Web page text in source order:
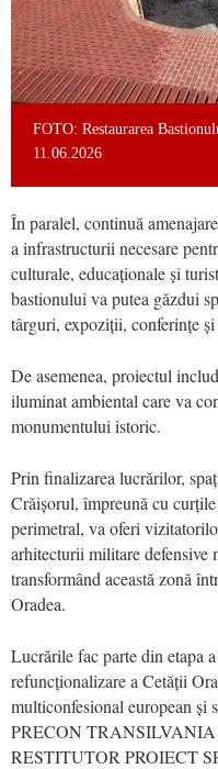
FOTO: Restaurarea
11.06.2026
În paralel, continuă
a infrastructurii necesare
culturale, educaționale și
bastionului va putea găzdui
târguri, expoziții, conferințe
De asemenea, proiectul
iluminat ambiental care va
monumentului istoric.
Prin finalizarea lucrărilor,
Crăișorul, împreună cu
perimetral, va oferi
arhitecturii militare defensive
transformând această zonă
Oradea.
Lucrările fac parte din etapa
refuncționalizare a Cetății
multiconfesional european și
PRECON TRANSILVANIA
RESTITUTOR PROIECT